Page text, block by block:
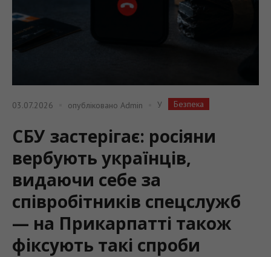
03.07.2026 опубліковано Admin У Безпека
СБУ застерігає: росіяни
вербують українців,
видаючи себе за
співробітників спецслужб
— на Прикарпатті також
фіксують такі спроби